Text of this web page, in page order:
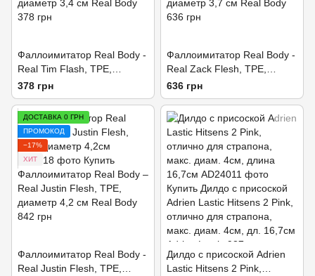
Фаллоимитатор Real Body -
Real Tim Flash, TPE,
диаметр 3,4см
378 грн
Фаллоимитатор Real Body -
Real Zack Flesh, TPE,
диаметр 3,7см
636 грн
ДОСТАВКА 0 ГРН
ПРОМОКОД
−17%
ХИТ
Фаллоимитатор Real Body -
Real Justin Flesh, TPE,
Дилдо с присоской Adrien
Lastic Hitsens 2 Pink,